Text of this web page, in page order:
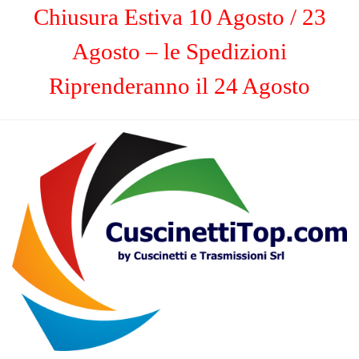
Chiusura Estiva 10 Agosto / 23
Agosto – le Spedizioni
Riprenderanno il 24 Agosto